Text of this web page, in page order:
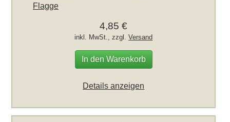
Flagge
4,85 €
inkl. MwSt., zzgl.Versand
In den Warenkorb
Details anzeigen